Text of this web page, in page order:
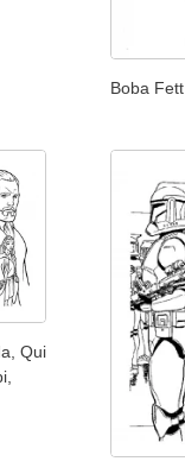
Boba Fett
Qui